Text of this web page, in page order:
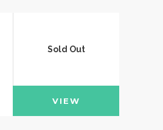
Sold Out
VIEW